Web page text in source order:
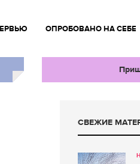
ОПРОБОВАНО НА СЕБЕ
СВЕЖИЕ